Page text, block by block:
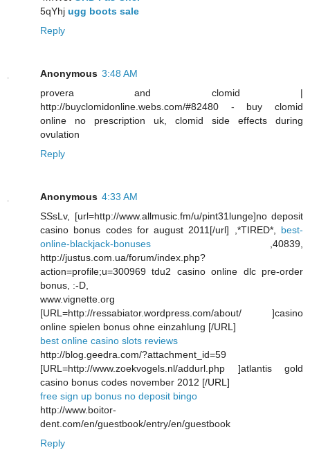
5qYhj ugg boots sale
Reply
Anonymous 3:48 AM
provera and clomid |
http://buyclomidonline.webs.com/#82480 - buy clomid
online no prescription uk, clomid side effects during
ovulation
Reply
Anonymous 4:33 AM
SSsLv, [url=http://www.allmusic.fm/u/pint31lunge]no deposit
casino bonus codes for august 2011[/url] ,*TIRED*, best-
online-blackjack-bonuses ,40839,
http://justus.com.ua/forum/index.php?
action=profile;u=300969 tdu2 casino online dlc pre-order
bonus, :-D,
www.vignette.org
[URL=http://ressabiator.wordpress.com/about/ ]casino
online spielen bonus ohne einzahlung [/URL]
best online casino slots reviews
http://blog.geedra.com/?attachment_id=59
[URL=http://www.zoekvogels.nl/addurl.php ]atlantis gold
casino bonus codes november 2012 [/URL]
free sign up bonus no deposit bingo
http://www.boitor-
dent.com/en/guestbook/entry/en/guestbook
Reply